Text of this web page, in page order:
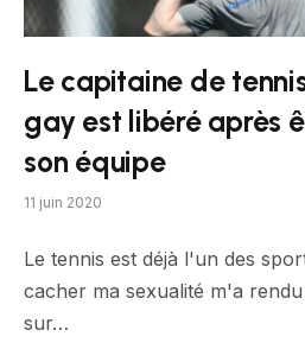
Le capitaine de
gay est libéré après
son équipe
11 juin 2020
Le tennis est déjà l'un des
cacher ma sexualité m'a
sur…